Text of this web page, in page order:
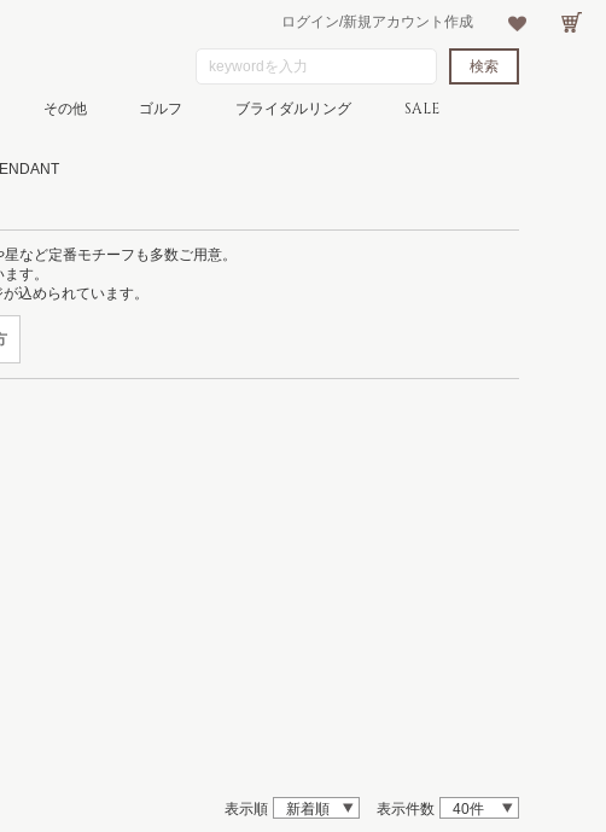
その他 ゴルフ ブライダルリング SALE
など定番モチーフも多数ご用意。
す。
込められています。
表示順 新着順 表示件数 40件
ログイン/新規アカウント作成